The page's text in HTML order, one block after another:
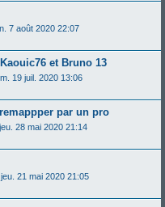
7 août 2020 22:07
et Bruno 13
19 juil. 2020 13:06
par un pro
jeu. 28 mai 2020 21:14
jeu. 21 mai 2020 21:05